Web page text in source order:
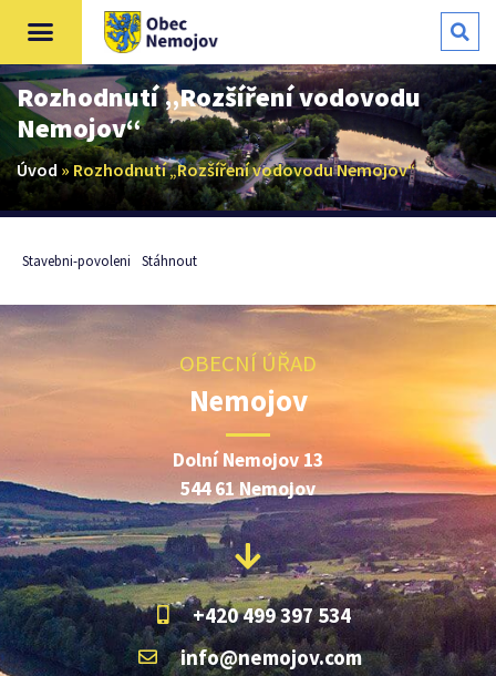
Rozhodnutí „Rozšíření vodovodu
Nemojov“
Úvod »Rozhodnutí „Rozšíření vodovodu Nemojov“
Stavebni-povoleni Stáhnout
OBECNÍ ÚŘAD
Nemojov
Dolní Nemojov 13
544 61 Nemojov
+420 499 397 534
info@nemojov.com